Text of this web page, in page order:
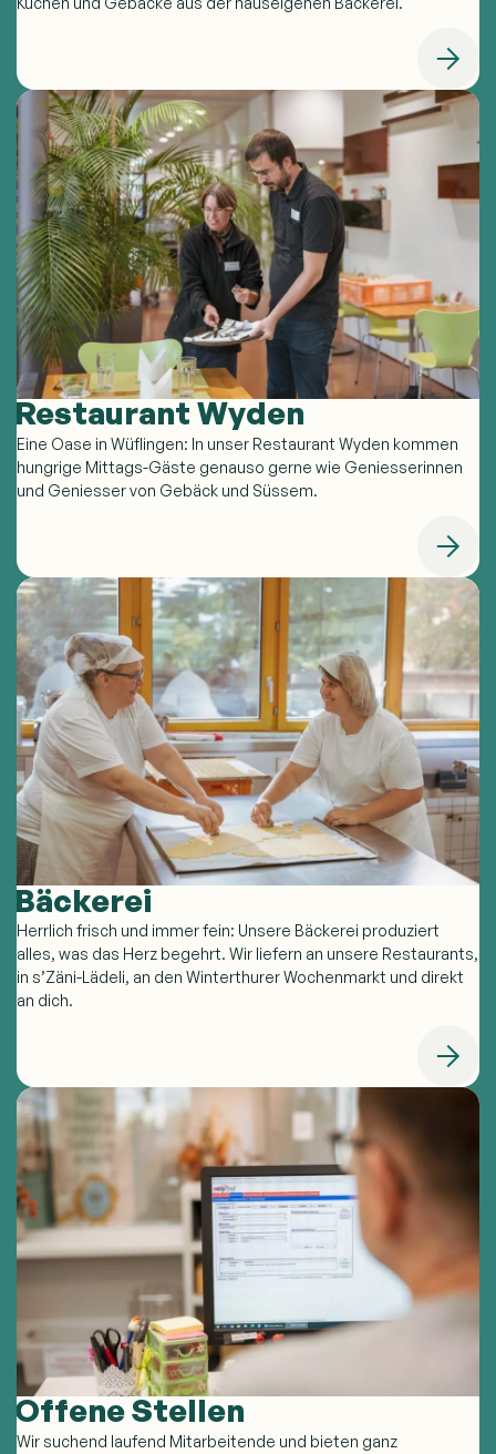
Restaurant Wyden
Eine Oase in Wüflingen: In unser Restaurant Wyden kommen
hungrige Mittags-Gäste genauso gerne wie Geniesserinnen
und Geniesser von Gebäck und Süssem.
Bäckerei
Herrlich frisch und immer fein: Unsere Bäckerei produziert
alles, was das Herz begehrt. Wir liefern an unsere Restaurants,
in s’Zäni-Lädeli, an den Winterthurer Wochenmarkt und direkt
an dich.
Offene Stellen
Wir suchend laufend Mitarbeitende und bieten ganz